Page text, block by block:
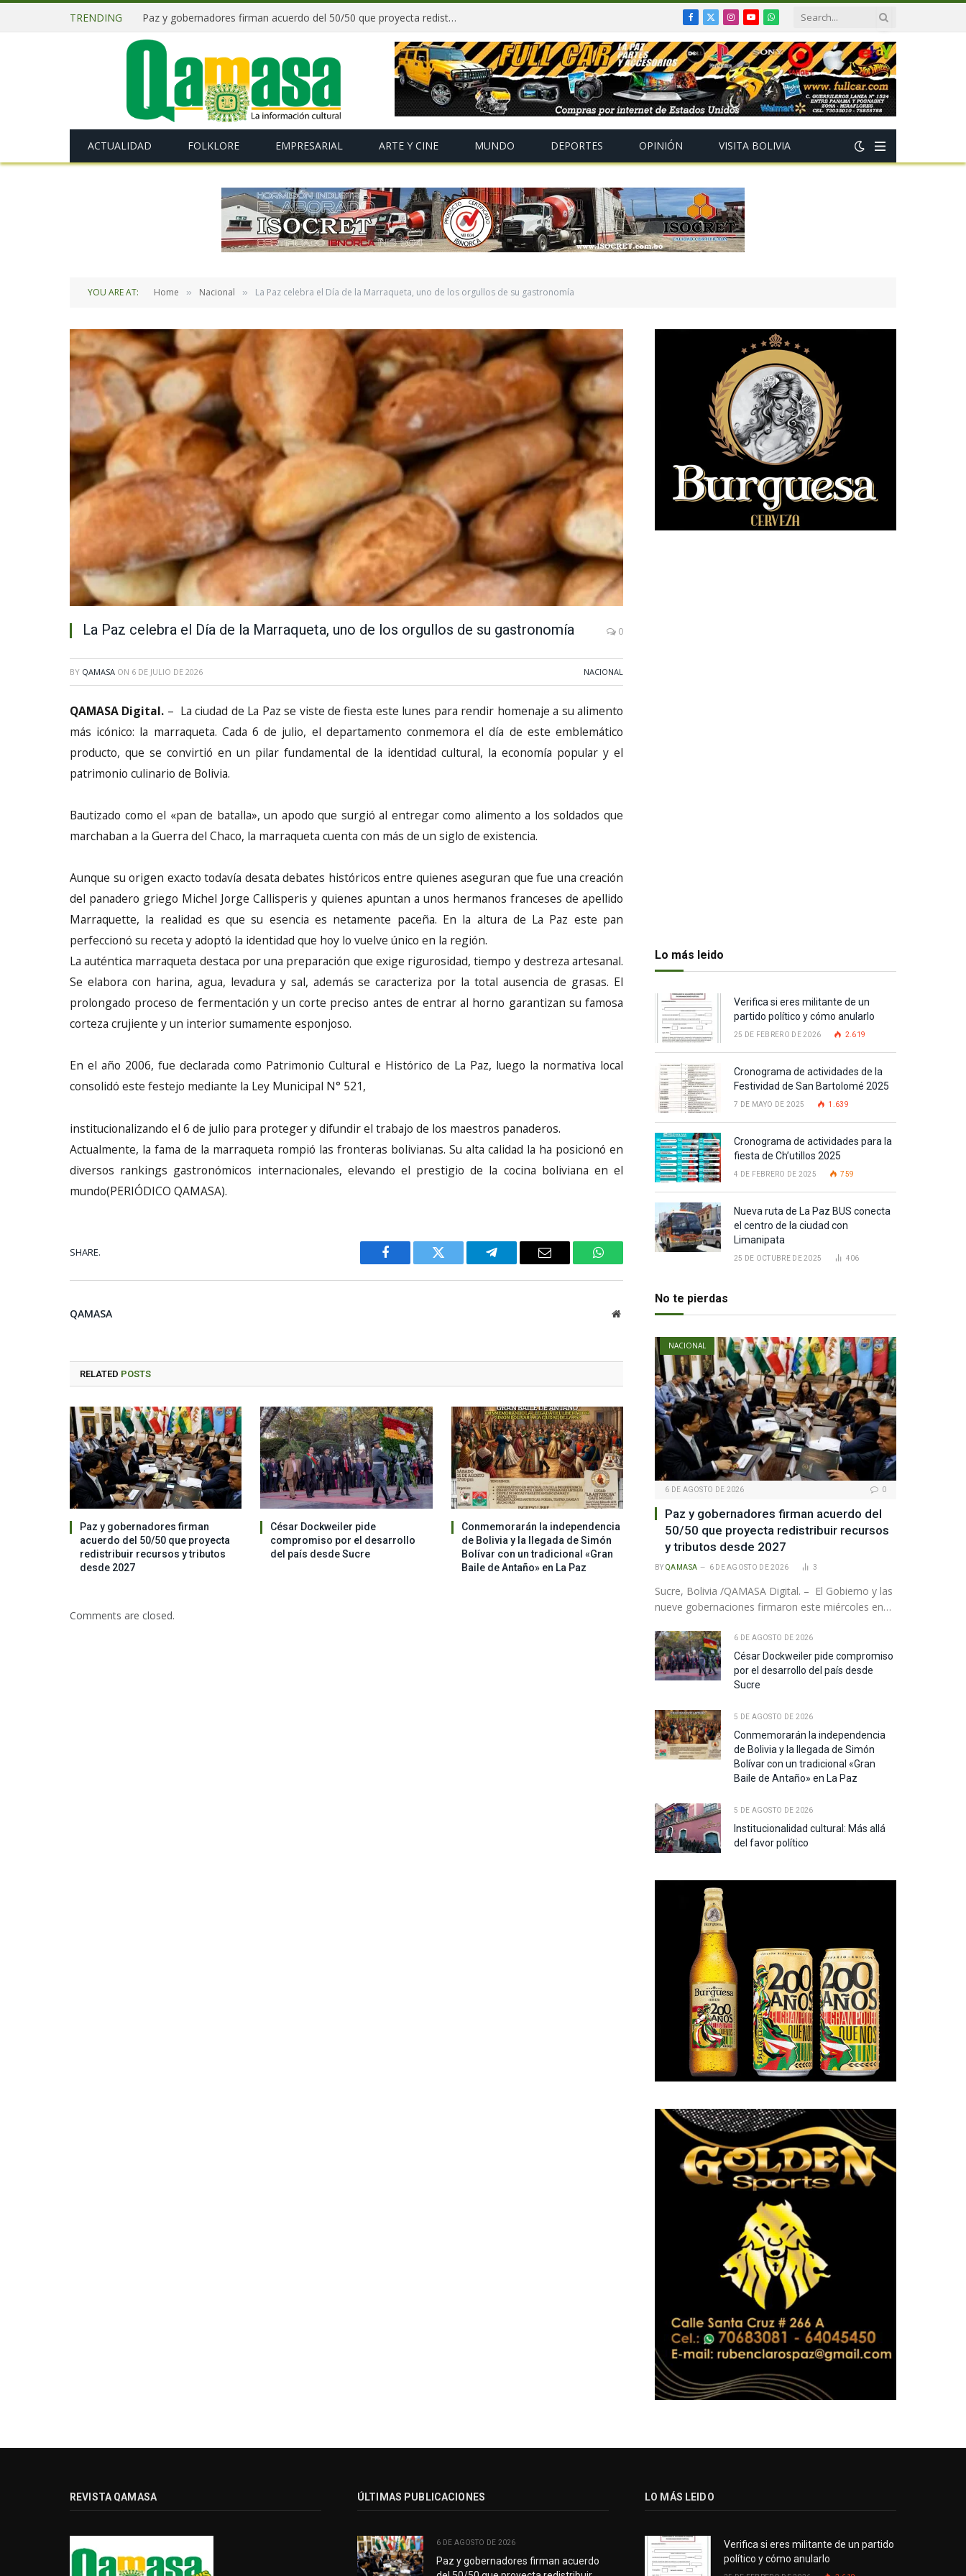
TRENDING Paz y gobernadores firman acuerdo del 50/50 que proyecta redistribuir recursos y tributos desde 2027 Facebook
X
(Twitter)
Instagram
YouTubeWhatsApp
ACTUALIDAD FOLKLORE EMPRESARIAL ARTE Y CINE MUNDO DEPORTES OPINIÓN VISITA BOLIVIA
YOU ARE AT: Home » Nacional » La Paz celebra el Día de la Marraqueta, uno de los orgullos de su gastronomía
La Paz celebra el Día de la Marraqueta, uno de los orgullos de su gastronomía 0
BY QAMASA ON 6 DE JULIO DE 2026 NACIONAL
QAMASA Digital. – La ciudad de La Paz se viste de fiesta este lunes para rendir homenaje a su alimento
más icónico: la marraqueta. Cada 6 de julio, el departamento conmemora el día de este emblemático
producto, que se convirtió en un pilar fundamental de la identidad cultural, la economía popular y el
patrimonio culinario de Bolivia.
Bautizado como el «pan de batalla», un apodo que surgió al entregar como alimento a los soldados que
marchaban a la Guerra del Chaco, la marraqueta cuenta con más de un siglo de existencia.
Aunque su origen exacto todavía desata debates históricos entre quienes aseguran que fue una creación
del panadero griego Michel Jorge Callisperis y quienes apuntan a unos hermanos franceses de apellido
Marraquette, la realidad es que su esencia es netamente paceña. En la altura de La Paz este pan
perfeccionó su receta y adoptó la identidad que hoy lo vuelve único en la región.
La auténtica marraqueta destaca por una preparación que exige rigurosidad, tiempo y destreza artesanal.
Se elabora con harina, agua, levadura y sal, además se caracteriza por la total ausencia de grasas. El
prolongado proceso de fermentación y un corte preciso antes de entrar al horno garantizan su famosa
corteza crujiente y un interior sumamente esponjoso.
En el año 2006, fue declarada como Patrimonio Cultural e Histórico de La Paz, luego la normativa local
consolidó este festejo mediante la Ley Municipal N° 521,
institucionalizando el 6 de julio para proteger y difundir el trabajo de los maestros panaderos.
Actualmente, la fama de la marraqueta rompió las fronteras bolivianas. Su alta calidad la ha posicionó en
diversos rankings gastronómicos internacionales, elevando el prestigio de la cocina boliviana en el
mundo(PERIÓDICO QAMASA).
SHARE.
Facebook Twitter Telegram Email WhatsApp
QAMASA Website
RELATED POSTS
Paz y gobernadores firman
acuerdo del 50/50 que proyecta
redistribuir recursos y tributos
desde 2027
César Dockweiler pide
compromiso por el desarrollo
del país desde Sucre
Conmemorarán la independencia
de Bolivia y la llegada de Simón
Bolívar con un tradicional «Gran
Baile de Antaño» en La Paz
Comments are closed.
Lo más leido
Verifica si eres militante de un
partido político y cómo anularlo
25 DE FEBRERO DE 2026 2.619
Cronograma de actividades de la
Festividad de San Bartolomé 2025
7 DE MAYO DE 2025 1.639
Cronograma de actividades para la
fiesta de Ch’utillos 2025
4 DE FEBRERO DE 2025 759
Nueva ruta de La Paz BUS conecta
el centro de la ciudad con
Limanipata
25 DE OCTUBRE DE 2025 406
No te pierdas
NACIONAL
6 DE AGOSTO DE 2026 0
Paz y gobernadores firman acuerdo del
50/50 que proyecta redistribuir recursos
y tributos desde 2027
BY QAMASA 6 DE AGOSTO DE 2026 3
Sucre, Bolivia /QAMASA Digital. – El Gobierno y las
nueve gobernaciones firmaron este miércoles en…
6 DE AGOSTO DE 2026
César Dockweiler pide compromiso
por el desarrollo del país desde
Sucre
5 DE AGOSTO DE 2026
Conmemorarán la independencia
de Bolivia y la llegada de Simón
Bolívar con un tradicional «Gran
Baile de Antaño» en La Paz
5 DE AGOSTO DE 2026
Institucionalidad cultural: Más allá
del favor político
REVISTA QAMASA ÚLTIMAS PUBLICACIONES
6 DE AGOSTO DE 2026
Paz y gobernadores firman acuerdo
LO MÁS LEIDO
Verifica si eres militante de un partido
político y cómo anularlo